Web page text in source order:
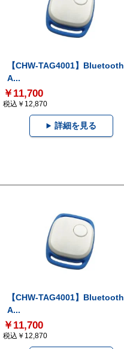
【CHW-TAG4001】Bluetooth
A...
￥11,700
税込￥12,870
詳細を見る
【CHW-TAG4001】Bluetooth
A...
￥11,700
税込￥12,870